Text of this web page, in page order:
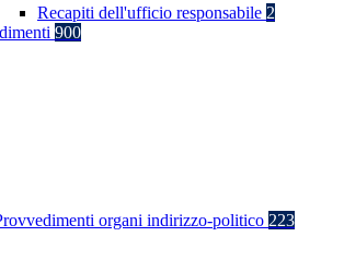
Recapiti dell'ufficio responsabile 2
900
organi indirizzo-politico 223